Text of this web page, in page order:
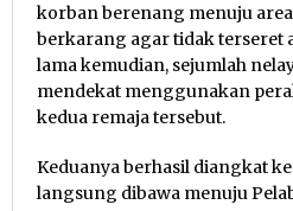
korban berenang menuju
berkarang agar tidak terseret
lama kemudian, sejumlah
mendekat menggunakan
kedua remaja tersebut.
Keduanya berhasil diangkat
langsung dibawa menuju